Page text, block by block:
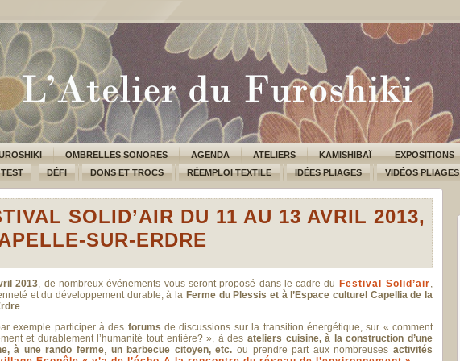
OMBRELLES SONORES AGENDA ATELIERS KAMISHIBAÏ EXPOSITIONS
TEST DÉFI DONS ET TROCS RÉEMPLOI TEXTILE IDÉES PLIAGES VIDÉOS PLIAGES
SOLID’AIR DU 11 AU 13 AVRIL 2013,
SUR-ERDRE
2013 , de nombreux événements vous seront proposé dans le cadre du Festival Solid’air
et du développement durable, à la Ferme du Plessis et à l’Espace culturel Capellia de la
exemple participer à des forums de discussions sur la transition énergétique, sur « comment
et durablement l’humanité tout entière? », à des ateliers cuisine, à la construction d’une
à une rando ferme
un barbecue citoyen, etc. ou prendre part aux nombreusesactivités